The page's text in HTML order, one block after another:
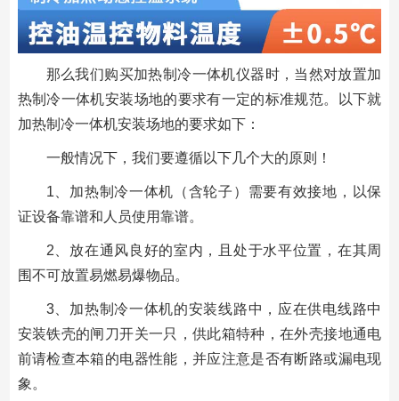
那么我们购买加热制冷一体机仪器时，当然对放置加
热制冷一体机安装场地的要求有一定的标准规范。以下就
加热制冷一体机安装场地的要求如下：
一般情况下，我们要遵循以下几个大的原则！
1、加热制冷一体机（含轮子）需要有效接地，以保
证设备靠谱和人员使用靠谱。
2、放在通风良好的室内，且处于水平位置，在其周
围不可放置易燃易爆物品。
3、加热制冷一体机的安装线路中，应在供电线路中
安装铁壳的闸刀开关一只，供此箱特种，在外壳接地通电
前请检查本箱的电器性能，并应注意是否有断路或漏电现
象。